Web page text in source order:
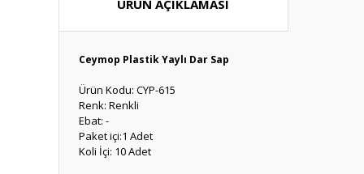
ÜRÜN AÇIKLAMASI
Ceymop Plastik Yaylı Dar Sap
Ürün Kodu: CYP-615
Renk: Renkli
Ebat: -
Paket içi:1 Adet
Koli İçi: 10 Adet